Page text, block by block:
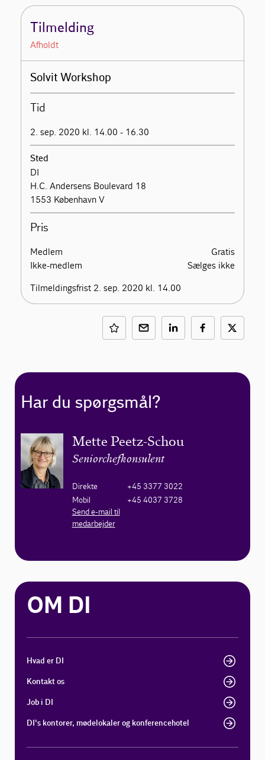
Tilmelding
Afholdt
Solvit Workshop
Tid
2. sep. 2020 kl. 14.00 - 16.30
Sted
DI
H.C. Andersens Boulevard 18
1553 København V
Pris
Medlem
Gratis
Ikke-medlem
Sælges ikke
Tilmeldingsfrist 2. sep. 2020 kl. 14.00
Har du spørgsmål?
Mette Peetz-Schou
Seniorchefkonsulent
Direkte
+45 3377 3022
Mobil
+45 4037 3728
Send e-mail til
medarbejder
OM DI
Hvad er DI
Kontakt os
Job i DI
DI's kontorer, mødelokaler og konferencehotel